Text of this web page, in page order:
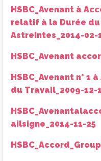
HSBC_Avenant à
relatif à la Durée
Astreintes_2014-02-
HSBC_Avenant
HSBC_Avenant n°
du Travail_2009-12-
ailsigne_2014-11-25